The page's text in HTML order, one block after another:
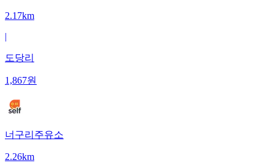
2.17km
|
도당리
1,867원
너구리주유소
2.26km